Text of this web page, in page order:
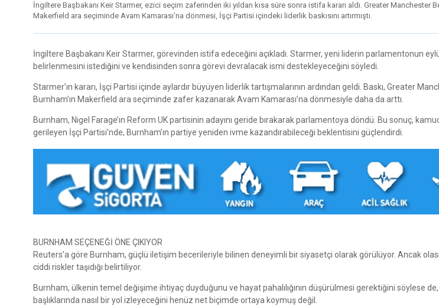
İngiltere Başbakanı Keir Starmer, ezici seçim zaferinden iki yıldan kısa süre sonra istifa kararı aldı. Greater Manchester
Makerfield ara seçiminde Avam Kamarası’na dönmesi, İşçi Partisi içindeki liderlik baskısını artırmıştı.
İngiltere Başbakanı Keir Starmer, görevinden istifa edeceğini açıkladı. Starmer, yeni liderin parlamentonun
belirlenmesini istediğini ve kendisinden sonra görevi devralacak ismi destekleyeceğini söyledi.
Starmer’ın kararı, İşçi Partisi içinde aylardır büyüyen liderlik tartışmalarının ardından geldi. Baskı, Greater
Burnham’ın Makerfield ara seçiminde zafer kazanarak Avam Kamarası’na dönmesiyle daha da arttı.
Burnham, Nigel Farage’ın Reform UK partisinin adayını geride bırakarak parlamentoya döndü. Bu sonuç,
gerileyen İşçi Partisi’nde, Burnham’ın partiye yeniden ivme kazandırabileceği beklentisini güçlendirdi.
BURNHAM SEÇENEĞİ ÖNE ÇIKIYOR
Reuters’a göre Burnham, güçlü iletişim becerileriyle bilinen deneyimli bir siyasetçi olarak görülüyor. Ancak
ciddi riskler taşıdığı belirtiliyor.
Burnham, ülkenin temel değişime ihtiyaç duyduğunu ve hayat pahalılığının düşürülmesi gerektiğini söylese
başlıklarında nasıl bir yol izleyeceğini henüz net biçimde ortaya koymuş değil.